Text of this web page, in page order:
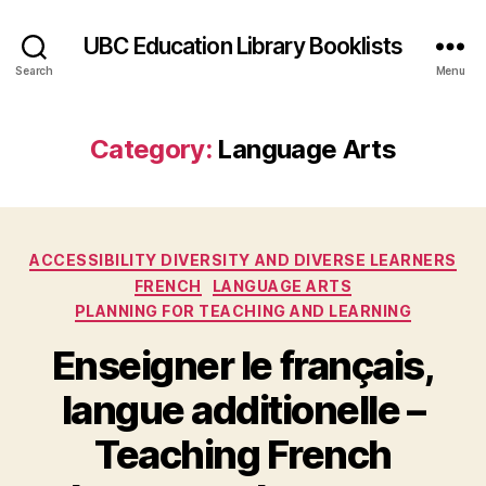
Search
UBC Education Library Booklists
Menu
Category: Language Arts
Categories
ACCESSIBILITY DIVERSITY AND DIVERSE LEARNERS
FRENCH
LANGUAGE ARTS
PLANNING FOR TEACHING AND LEARNING
Enseigner le français,
langue additionelle –
Teaching French